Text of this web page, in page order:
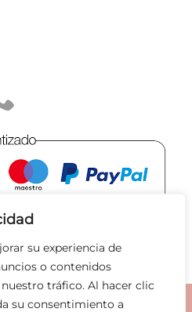
su experiencia de
o contenidos
tráfico. Al hacer clic
su consentimiento a
|Política de Cookies